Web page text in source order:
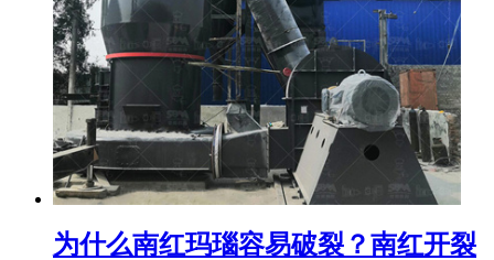
为什么南红玛瑙容易破裂？南红开裂